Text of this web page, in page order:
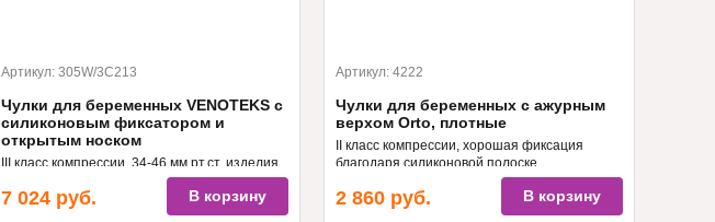
Артикул: 305W/3С213
Чулки для беременных VENOTEKS с
силиконовым фиксатором и
открытым носком
III класс компрессии, 34-46 мм.рт.ст, изделия
плотные, их удобно надевать с помощью доп.
шелкового носочка
7 024 руб. В корзину
Артикул: 4222
Чулки для беременных с ажурным
верхом Orto, плотные
II класс компрессии, хорошая фиксация
благодаря силиконовой полоске
2 860 руб. В корзину